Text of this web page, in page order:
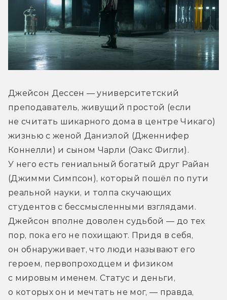
Джейсон Дессен — университетский
преподаватель, живущий простой (если
не считать шикарного дома в центре Чикаго)
жизнью с женой Даниэлой (Дженнифер
Коннелли) и сыном Чарли (Оакс Фигли).
У него есть гениальный богатый друг Райан
(Джимми Симпсон), который пошёл по пути
реальной науки, и толпа скучающих
студентов с бессмысленными взглядами.
Джейсон вполне доволен судьбой — до тех
пор, пока его не похищают. Придя в себя,
он обнаруживает, что люди называют его
героем, первопроходцем и физиком
с мировым именем. Статус и деньги,
о которых он и мечтать не мог, — правда,